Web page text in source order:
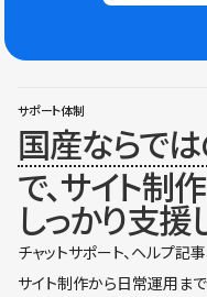
サポート体制
国産ならで
で、サイト制
しっかり支援
チャットサポート、ヘルプ記
サイト制作から日常運用まで